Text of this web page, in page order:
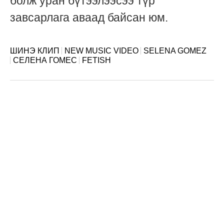
завсарлага аваад байсан юм.
ШИНЭ КЛИП NEW MUSIC VIDEO
SELENA GOMEZ
СЕЛЕНА ГОМЕС
FETISH